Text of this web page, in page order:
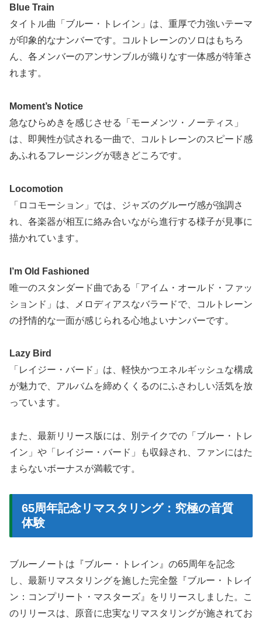
Blue Train
タイトル曲「ブルー・トレイン」は、重厚で力強いテーマ
が印象的なナンバーです。コルトレーンのソロはもちろ
ん、各メンバーのアンサンブルが織りなす一体感が特筆さ
れます。
Moment’s Notice
急なひらめきを感じさせる「モーメンツ・ノーティス」
は、即興性が試される一曲で、コルトレーンのスピード感
あふれるフレージングが聴きどころです。
Locomotion
「ロコモーション」では、ジャズのグルーヴ感が強調さ
れ、各楽器が相互に絡み合いながら進行する様子が見事に
描かれています。
I’m Old Fashioned
唯一のスタンダード曲である「アイム・オールド・ファッ
ションド」は、メロディアスなバラードで、コルトレーン
の抒情的な一面が感じられる心地よいナンバーです。
Lazy Bird
「レイジー・バード」は、軽快かつエネルギッシュな構成
が魅力で、アルバムを締めくくるのにふさわしい活気を放
っています。
また、最新リリース版には、別テイクでの「ブルー・トレ
イン」や「レイジー・バード」も収録され、ファンにはた
まらないボーナスが満載です。
65周年記念リマスタリング：究極の音質
体験
ブルーノートは『ブルー・トレイン』の65周年を記念
し、最新リマスタリングを施した完全盤『ブルー・トレイ
ン：コンプリート・マスターズ』をリリースしました。こ
のリリースは、原音に忠実なリマスタリングが施されてお